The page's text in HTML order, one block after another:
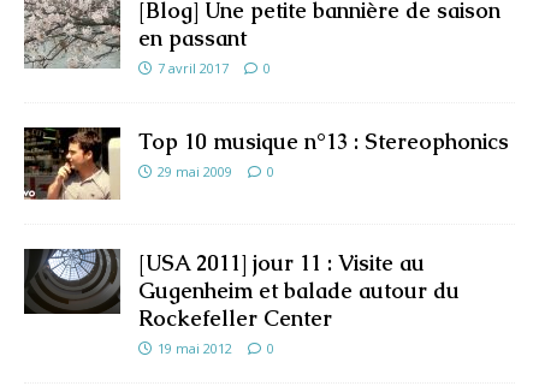
[Blog] Une petite bannière de saison
en passant
7 avril 2017 0
Top 10 musique n°13 : Stereophonics
29 mai 2009 0
[USA 2011] jour 11 : Visite au
Gugenheim et balade autour du
Rockefeller Center
19 mai 2012 0